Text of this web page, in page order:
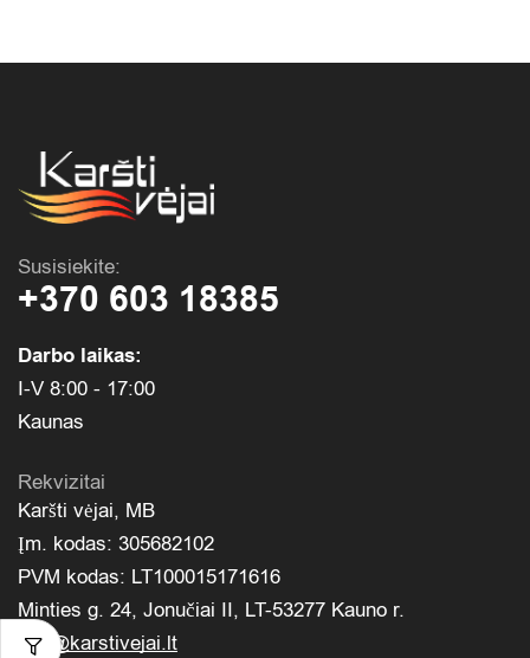
Susisiekite:
+370 603 18385
Darbo laikas:
I-V 8:00 - 17:00
Kaunas
Rekvizitai
Karšti vėjai, MB
Įm. kodas: 305682102
PVM kodas: LT100015171616
Minties g. 24, Jonučiai II, LT-53277 Kauno r.
info@karstivejai.lt